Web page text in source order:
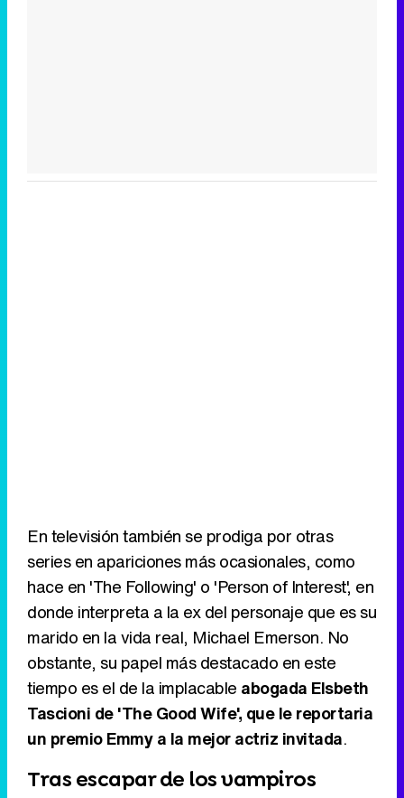
En televisión también se prodiga por otras
series en apariciones más ocasionales, como
hace en 'The Following' o 'Person of Interest', en
donde interpreta a la ex del personaje que es su
marido en la vida real, Michael Emerson. No
obstante, su papel más destacado en este
tiempo es el de la implacable abogada Elsbeth
Tascioni de 'The Good Wife', que le reportaria
un premio Emmy a la mejor actriz invitada.
Tras escapar de los vampiros